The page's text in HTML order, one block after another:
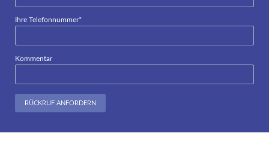
Pflichtfeld
Ihre Telefonnummer*
Kommentar
RÜCKRUF ANFORDERN